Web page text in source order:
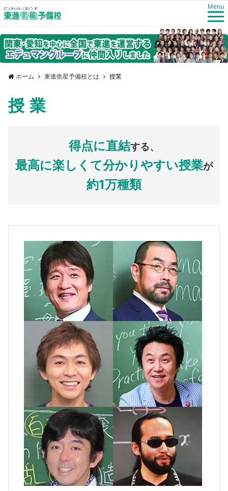
Menu
ホーム 東進衛星予備校とは 授業
授業
得点に直結する、
最高に楽しくて分かりやすい授業が
約1万種類